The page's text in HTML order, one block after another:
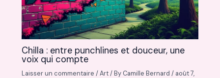
Chilla : entre punchlines et douceur, une
voix qui compte
Laisser un commentaire /Art/ By Camille Bernard/ août 7,